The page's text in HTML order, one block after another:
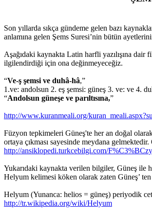
Son yıllarda sıkça gündeme gelen bazı
anlamına gelen Şems Suresi’nin bütün
Aşağıdaki kaynakta Latin harfli yazılışına
ilgilendirdiği için ona değinmeyeceğiz.
“Ve-ş şemsi ve duhâ-hâ,”
1.ve: andolsun 2. eş şemsi: güneş 3. ve: ve 4.
“Andolsun güneşe ve parıltısına,”
http://www.kuranmeali.org/
Füzyon tepkimeleri Güneş'te her an doğal
ortaya çıkması sayesinde meydana
http://ansiklopedi.turkcebilgi.com/
Yukarıdaki kaynakta verilen bilgiler, Güneş ile
Helyum kelimesi köken olarak zaten Güneş’
Helyum (Yunanca: helios = güneş) periyodik
http://tr.wikipedia.org/wiki/Helyum